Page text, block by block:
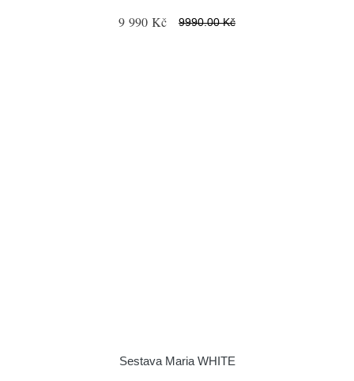
9 990 Kč 9990.00 Kč
Sestava Maria WHITE